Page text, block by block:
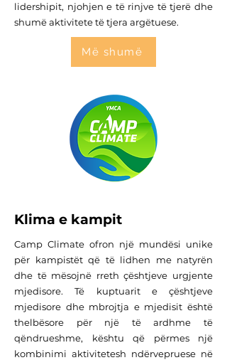
lidershipit, njohjen e të rinjve të tjerë dhe
shumë aktivitete të tjera argëtuese.
Më shumë
Klima e kampit
Camp Climate ofron një mundësi unike
për kampistët që të lidhen me natyrën
dhe të mësojnë rreth çështjeve urgjente
mjedisore. Të kuptuarit e çështjeve
mjedisore dhe mbrojtja e mjedisit është
thelbësore për një të ardhme të
qëndrueshme, kështu që përmes një
kombinimi aktivitetesh ndërvepruese në